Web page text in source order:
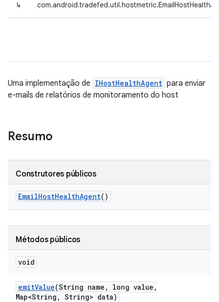
↳
Uma implementação de IHostHealthAgent para enviar
e-mails de relatórios de monitoramento do host
Resumo
Construtores públicos
EmailHostHealthAgent()
Métodos públicos
void
emitValue(String name , long value ,
Map<String , String> data)